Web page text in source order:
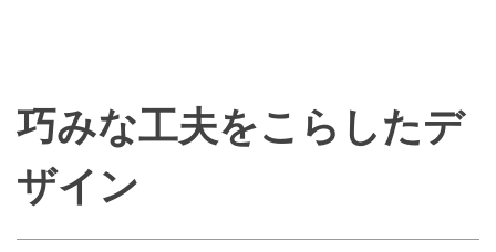
巧みな工夫をこらしたデ
ザイン